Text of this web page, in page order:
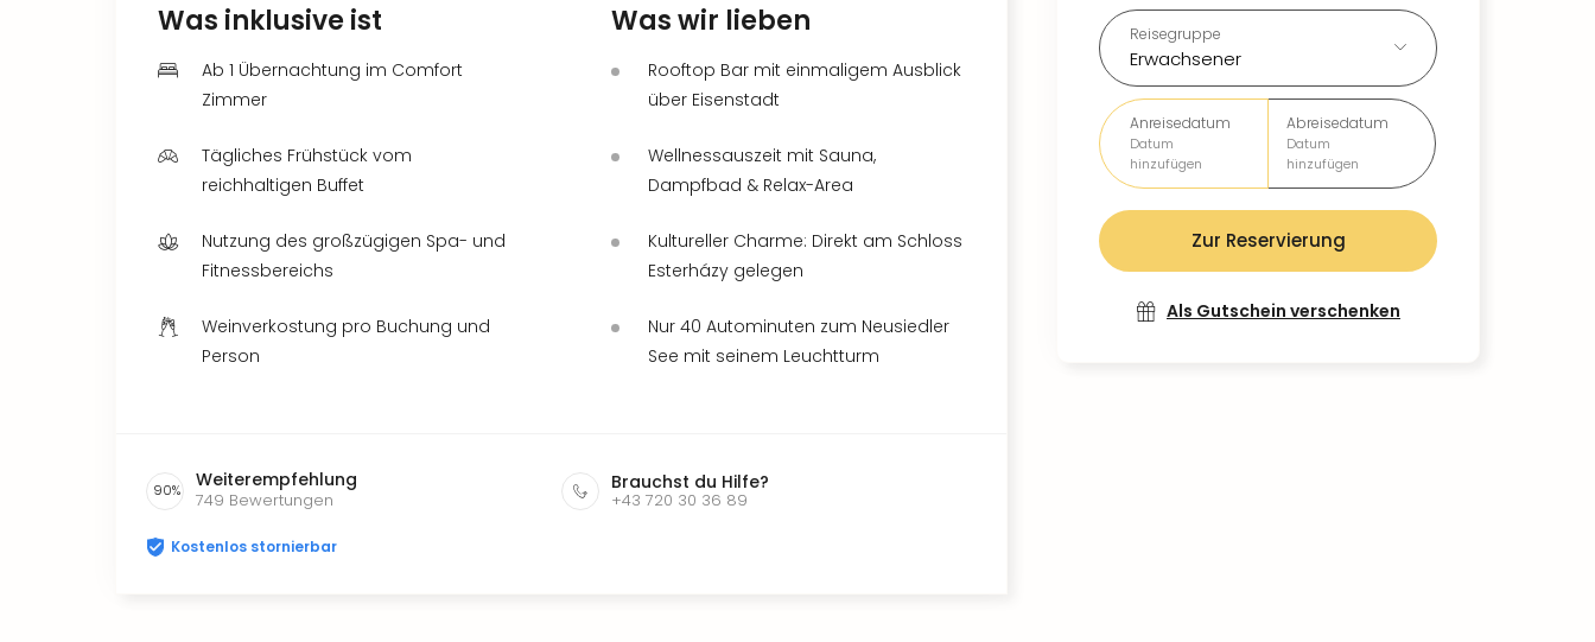
Reisegruppe
Erwachsener
Anreisedatum
Datum
hinzufügen
Abreisedatum
Datum
hinzufügen
Zur Reservierung
Als Gutschein verschenken
Was inklusive ist
Ab 1 Übernachtung im Comfort
Zimmer
Tägliches Frühstück vom
reichhaltigen Buffet
Nutzung des großzügigen Spa- und
Fitnessbereichs
Weinverkostung pro Buchung und
Person
Was wir lieben
Rooftop Bar mit einmaligem Ausblick
über Eisenstadt
Wellnessauszeit mit Sauna,
Dampfbad & Relax-Area
Kultureller Charme: Direkt am Schloss
Esterházy gelegen
Nur 40 Autominuten zum Neusiedler
See mit seinem Leuchtturm
90% Weiterempfehlung
749 Bewertungen
Brauchst du Hilfe?
+43 720 30 36 89
Kostenlos stornierbar